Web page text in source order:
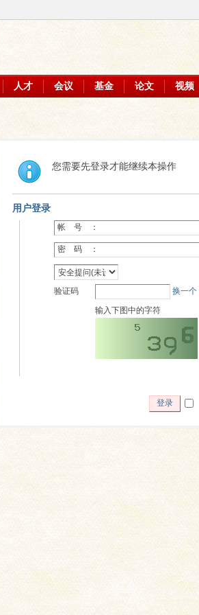
人才 会议 基金 论文 视频
您需要先登录才能继续本操作
用户登录
帐 号 ：
密 码 ：
验证码
换一个
输入下图中的字符
登录